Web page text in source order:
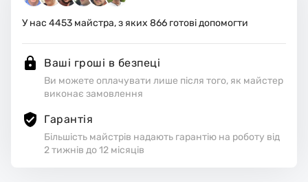
бирають робоче місце.
У нас 4453 майстра, з яких 866 готові допомогти
Ваші гроші в безпеці
Ви можете оплачувати лише після того, як майстер
виконає замовлення
Гарантія
Більшість майстрів надають гарантію на роботу від
2 тижнів до 12 місяців